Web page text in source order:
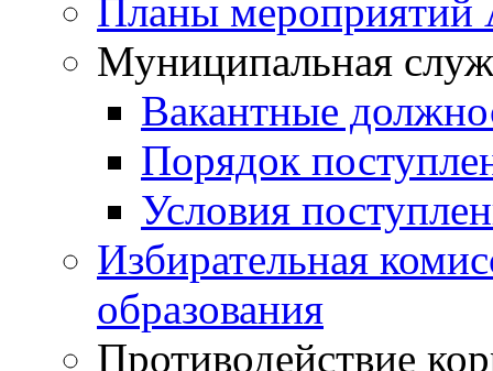
Планы мероприятий
Муниципальная
Вакантные
Порядок
Условия
Избирательная
образования
Противодействие